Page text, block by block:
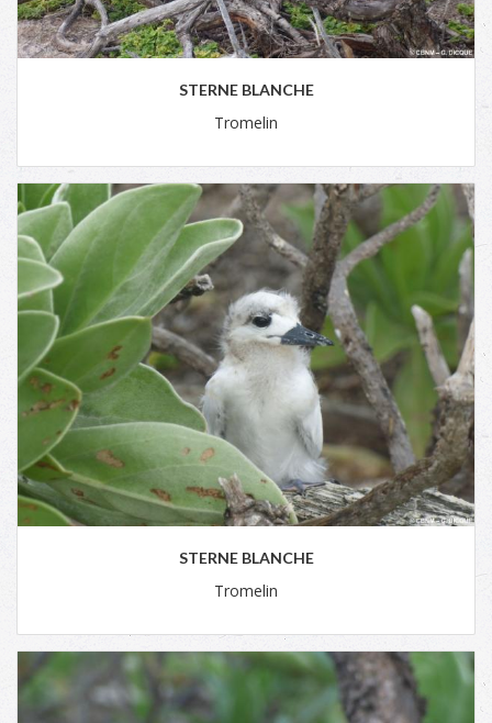
STERNE BLANCHE
Tromelin
STERNE BLANCHE
Tromelin